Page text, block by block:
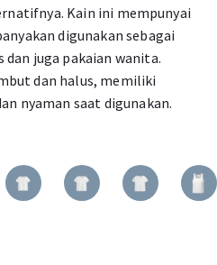
Kain ini mempunyai
digunakan sebagai
juga pakaian wanita.
dan halus, memiliki
nyaman saat digunakan.